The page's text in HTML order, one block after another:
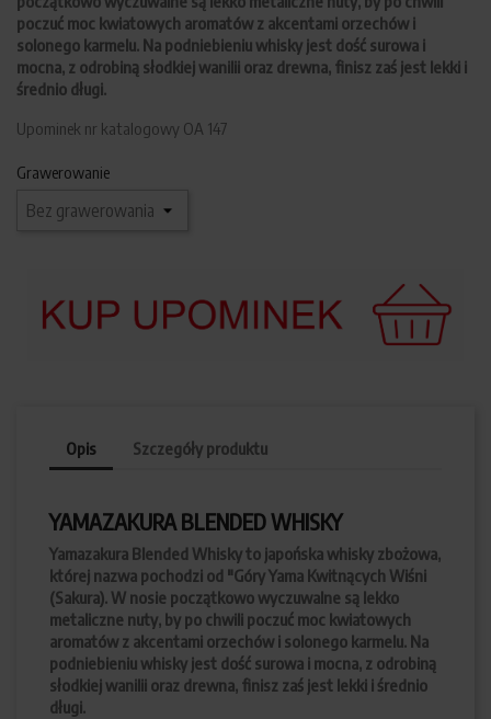
poczuć moc kwiatowych aromatów z akcentami orzechów i
solonego karmelu. Na podniebieniu whisky jest dość surowa i
mocna, z odrobiną słodkiej wanilii oraz drewna, finisz zaś jest lekki i
średnio długi.
Upominek nr katalogowy OA 147
Grawerowanie
Opis Szczegóły produktu
YAMAZAKURA BLENDED WHISKY
Yamazakura Blended Whisky to japońska whisky zbożowa,
której nazwa pochodzi od "Góry Yama Kwitnących Wiśni
(Sakura). W nosie początkowo wyczuwalne są lekko
metaliczne nuty, by po chwili poczuć moc kwiatowych
aromatów z akcentami orzechów i solonego karmelu. Na
podniebieniu whisky jest dość surowa i mocna, z odrobiną
słodkiej wanilii oraz drewna, finisz zaś jest lekki i średnio
długi.